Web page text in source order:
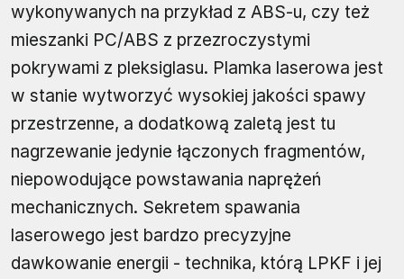
wykonywanych na przykład z ABS-u, czy też
mieszanki PC/ABS z przezroczystymi
pokrywami z pleksiglasu. Plamka laserowa jest
w stanie wytworzyć wysokiej jakości spawy
przestrzenne, a dodatkową zaletą jest tu
nagrzewanie jedynie łączonych fragmentów,
niepowodujące powstawania naprężeń
mechanicznych. Sekretem spawania
laserowego jest bardzo precyzyjne
dawkowanie energii - technika, którą LPKF i jej